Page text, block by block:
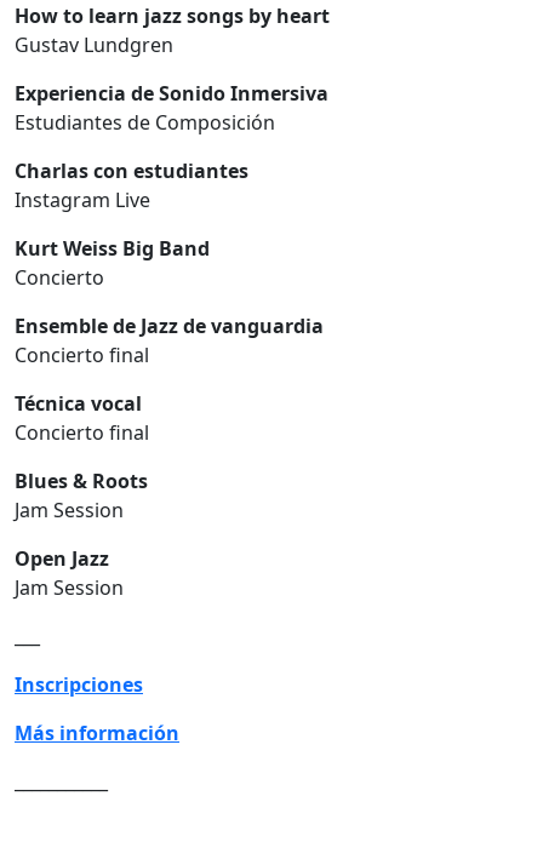
How to learn jazz songs by heart
Gustav Lundgren
Experiencia de Sonido Inmersiva
Estudiantes de Composición
Charlas con estudiantes
Instagram Live
Kurt Weiss Big Band
Concierto
Ensemble de Jazz de vanguardia
Concierto final
Técnica vocal
Concierto final
Blues & Roots
Jam Session
Open Jazz
Jam Session
Inscripciones
Más información